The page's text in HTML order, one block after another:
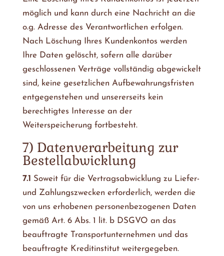
möglich und kann durch eine Nachricht an die
o.g. Adresse des Verantwortlichen erfolgen.
Nach Löschung Ihres Kundenkontos werden
Ihre Daten gelöscht, sofern alle darüber
geschlossenen Verträge vollständig abgewickelt
sind, keine gesetzlichen Aufbewahrungsfristen
entgegenstehen und unsererseits kein
berechtigtes Interesse an der
Weiterspeicherung fortbesteht.
7) Datenverarbeitung zur
Bestellabwicklung
7.1 Soweit für die Vertragsabwicklung zu Liefer-
und Zahlungszwecken erforderlich, werden die
von uns erhobenen personenbezogenen Daten
gemäß Art. 6 Abs. 1 lit. b DSGVO an das
beauftragte Transportunternehmen und das
beauftragte Kreditinstitut weitergegeben.